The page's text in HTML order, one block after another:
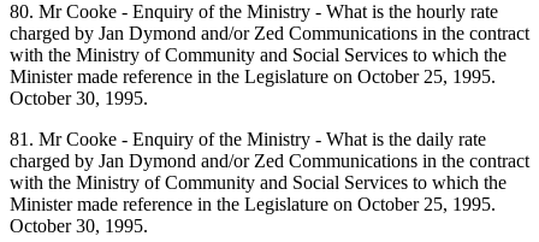
80. Mr Cooke - Enquiry of the Ministry - What is the hourly rate
charged by Jan Dymond and/or Zed Communications in the contract
with the Ministry of Community and Social Services to which the
Minister made reference in the Legislature on October 25, 1995.
October 30, 1995.
81. Mr Cooke - Enquiry of the Ministry - What is the daily rate
charged by Jan Dymond and/or Zed Communications in the contract
with the Ministry of Community and Social Services to which the
Minister made reference in the Legislature on October 25, 1995.
October 30, 1995.